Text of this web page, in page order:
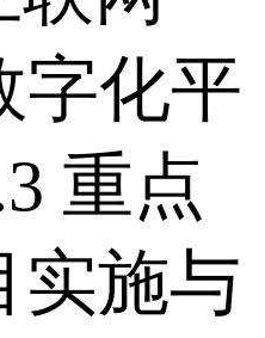
字化平
重点
实施与